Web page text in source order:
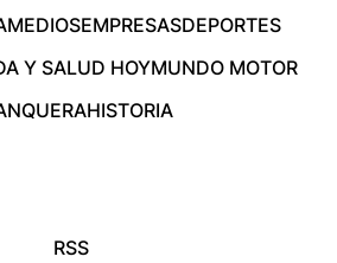
MEDIOSEMPRESASDEPORTES
Y SALUD HOYMUNDO MOTOR
HISTORIA
RSS